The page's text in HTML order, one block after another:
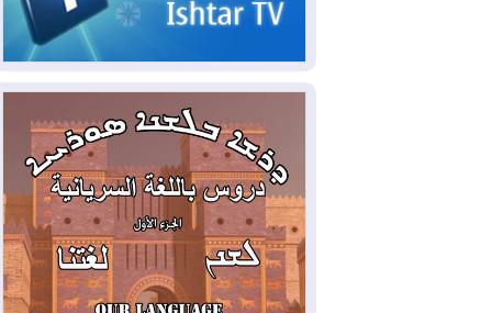
دمشق في زيارة رسمية
2026-08-03العراق يؤكد مجدداً التزامه
بمنع الهجمات على الدول المجاورة
2026-08-03العجز والاقتراض يطوقان
المالية العراقية.. اقتراض يتجاوز 3 تريليونات
دينار!
2026-08-03كوبا تغرق في الظلام مجددا
وانهيار الشبكة الكهربائية